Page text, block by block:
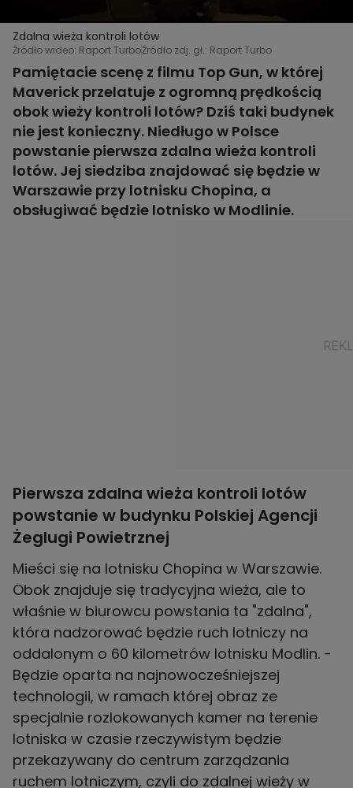
Zdalna wieża kontroli lotów
Źródło wideo: Raport TurboŹródło zdj. gł.: Raport Turbo
Pamiętacie scenę z filmu Top Gun, w której
Maverick przelatuje z ogromną prędkością
obok wieży kontroli lotów? Dziś taki budynek
nie jest konieczny. Niedługo w Polsce
powstanie pierwsza zdalna wieża kontroli
lotów. Jej siedziba znajdować się będzie w
Warszawie przy lotnisku Chopina, a
obsługiwać będzie lotnisko w Modlinie.
Pierwsza zdalna wieża kontroli lotów
powstanie w budynku Polskiej Agencji
Żeglugi Powietrznej
Mieści się na lotnisku Chopina w Warszawie.
Obok znajduje się tradycyjna wieża, ale to
właśnie w biurowcu powstania ta "zdalna",
która nadzorować będzie ruch lotniczy na
oddalonym o 60 kilometrów lotnisku Modlin. -
Będzie oparta na najnowocześniejszej
technologii, w ramach której obraz ze
specjalnie rozlokowanych kamer na terenie
lotniska w czasie rzeczywistym będzie
przekazywany do centrum zarządzania
ruchem lotniczym, czyli do zdalnej wieży w